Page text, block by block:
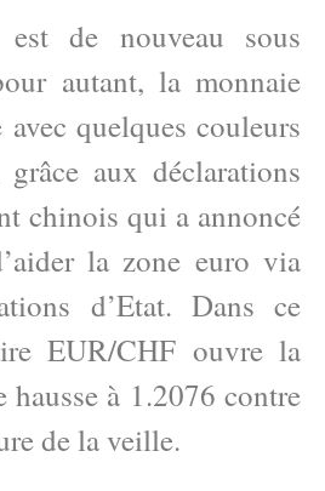
est de nouveau sous
autant, la monnaie
avec quelques couleurs
aux déclarations
chinois qui a annoncé
la zone euro via
d’Etat. Dans ce
EUR/CHF ouvre la
hausse à 1.2076 contre
de la veille.